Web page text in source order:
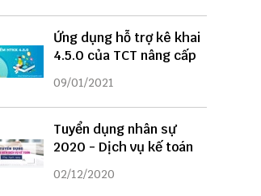
Ứng dụng hỗ trợ kê khai
4.5.0 của TCT nâng cấp
09/01/2021
Tuyển dụng nhân sự
2020 - Dịch vụ kế toán
02/12/2020